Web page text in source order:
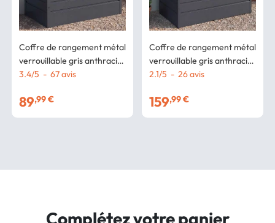
Coffre de rangement métal
verrouillable gris anthracite
pour jardin 350L
3.4/5 - 67avis
89,99 €
Coffre de rangement métal
verrouillable gris anthracite
pour jardin 810L
2.1/5 - 26avis
159,99 €
Complétez votre panier